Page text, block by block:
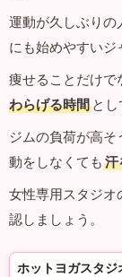
運動が久しぶりの
にも始めやすいジ
痩せることだけで
わらげる時間 とし
ジムの負荷が高
動をしなくても 汗
女性専用スタジオ
認しましょう。
ホットヨガスタジ